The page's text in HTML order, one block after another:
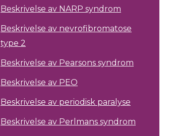
Beskrivelse av NARP syndrom
Beskrivelse av nevrofibromatose
type 2
Beskrivelse av Pearsons syndrom
Beskrivelse av PEO
Beskrivelse av periodisk paralyse
Beskrivelse av Perlmans syndrom